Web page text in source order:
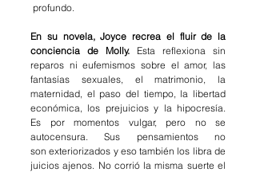
profundo.
En su novela, Joyce recrea el fluir de la
conciencia de Molly. Esta reflexiona sin
reparos ni eufemismos sobre el amor, las
fantasías sexuales, el matrimonio, la
maternidad, el paso del tiempo, la libertad
económica, los prejuicios y la hipocresía.
Es
por momentos vulgar, pero no se
autocensura. Sus pensamientos no
son exteriorizados y eso también los libra de
juicios ajenos. No corrió la misma suerte el